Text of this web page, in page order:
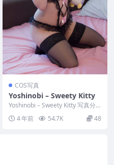
COS写真
Yoshinobi – Sweety Kitty
Yoshinobi – Sweety Kitty 写真分
4 年前 54.7K 48